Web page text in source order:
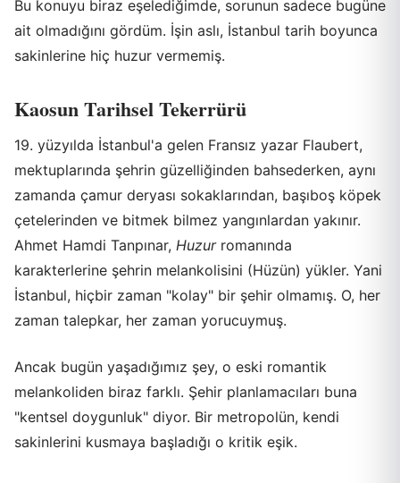
Bu konuyu biraz eşelediğimde, sorunun sadece bugüne
ait olmadığını gördüm. İşin aslı, İstanbul tarih boyunca
sakinlerine hiç huzur vermemiş.
Kaosun Tarihsel Tekerrürü
19. yüzyılda İstanbul'a gelen Fransız yazar Flaubert,
mektuplarında şehrin güzelliğinden bahsederken, aynı
zamanda çamur deryası sokaklarından, başıboş köpek
çetelerinden ve bitmek bilmez yangınlardan yakınır.
Ahmet Hamdi Tanpınar, Huzurromanında
karakterlerine şehrin melankolisini (Hüzün) yükler. Yani
İstanbul, hiçbir zaman "kolay" bir şehir olmamış. O, her
zaman talepkar, her zaman yorucuymuş.
Ancak bugün yaşadığımız şey, o eski romantik
melankoliden biraz farklı. Şehir planlamacıları buna
"kentsel doygunluk" diyor. Bir metropolün, kendi
sakinlerini kusmaya başladığı o kritik eşik.